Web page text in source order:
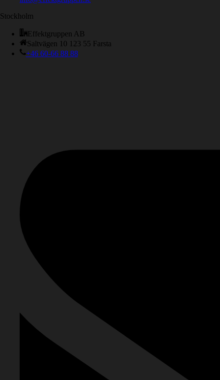
Stockholm
Effektgruppen AB
Saltvägen 10 123 55 Farsta
+46 60-66 88 88